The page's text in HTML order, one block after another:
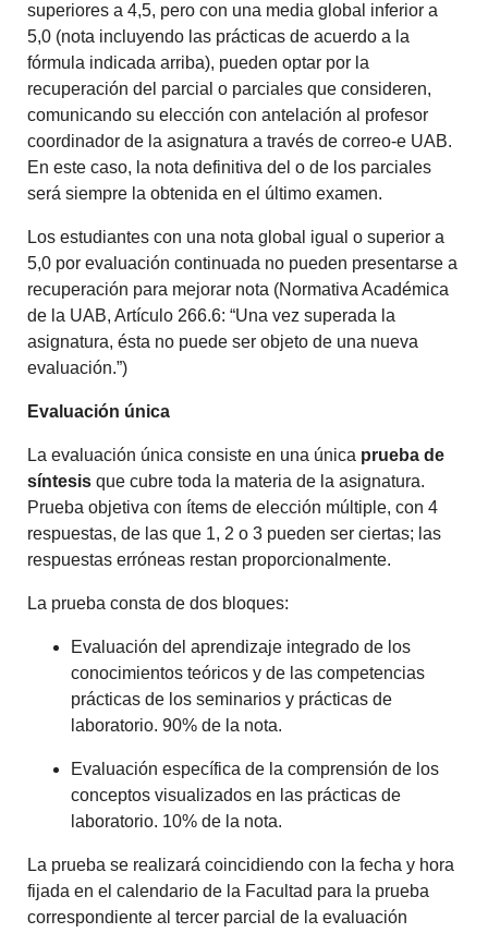
superiores a 4,5, pero con una media global inferior a
5,0 (nota incluyendo las prácticas de acuerdo a la
fórmula indicada arriba), pueden optar por la
recuperación del parcial o parciales que consideren,
comunicando su elección con antelación al profesor
coordinador de la asignatura a través de correo-e UAB.
En este caso, la nota definitiva del o de los parciales
será siempre la obtenida en el último examen.
Los estudiantes con una nota global igual o superior a
5,0 por evaluación continuada no pueden presentarse a
recuperación para mejorar nota (Normativa Académica
de la UAB, Artículo 266.6: “Una vez superada la
asignatura, ésta no puede ser objeto de una nueva
evaluación.”)
Evaluación única
La evaluación única consiste en una única prueba de
síntesis que cubre toda la materia de la asignatura.
Prueba objetiva con ítems de elección múltiple, con 4
respuestas, de las que 1, 2 o 3 pueden ser ciertas; las
respuestas erróneas restan proporcionalmente.
La prueba consta de dos bloques:
Evaluación del aprendizaje integrado de los
conocimientos teóricos y de las competencias
prácticas de los seminarios y prácticas de
laboratorio. 90% de la nota.
Evaluación específica de la comprensión de los
conceptos visualizados en las prácticas de
laboratorio. 10% de la nota.
La prueba se realizará coincidiendo con la fecha y hora
fijada en el calendario de la Facultad para la prueba
correspondiente al tercer parcial de la evaluación